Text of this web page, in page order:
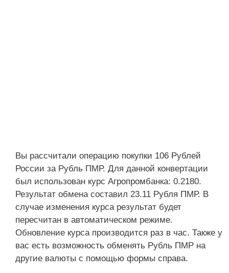
Вы рассчитали операцию покупки 106 Рублей
России за Рубль ПМР. Для данной конвертации
был использован курс Агропромбанка: 0.2180.
Результат обмена составил 23.11 Рубля ПМР. В
случае изменения курса результат будет
пересчитан в автоматическом режиме.
Обновление курса производится раз в час. Также у
вас есть возможность обменять Рубль ПМР на
другие валюты с помощью формы справа.